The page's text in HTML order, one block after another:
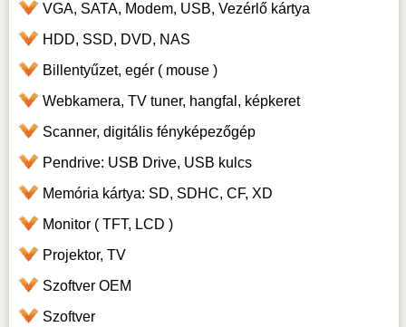
VGA, SATA, Modem, USB, Vezérlő kártya
HDD, SSD, DVD, NAS
Billentyűzet, egér ( mouse )
Webkamera, TV tuner, hangfal, képkeret
Scanner, digitális fényképezőgép
Pendrive: USB Drive, USB kulcs
Memória kártya: SD, SDHC, CF, XD
Monitor ( TFT, LCD )
Projektor, TV
Szoftver OEM
Szoftver